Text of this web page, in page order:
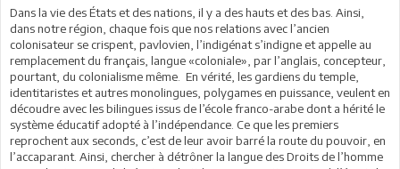
Dans la vie des États et des nations, il y a des hauts et des bas. Ainsi,
dans notre région, chaque fois que nos relations avec l’ancien
colonisateur se crispent, pavlovien, l’indigénat s’indigne et appelle au
remplacement du français, langue «coloniale», par l’anglais, concepteur,
pourtant, du colonialisme même. En vérité, les gardiens du temple,
identitaristes et autres monolingues, polygames en puissance, veulent en
découdre avec les bilingues issus de l’école franco-arabe dont a hérité le
système éducatif adopté à l’indépendance. Ce que les premiers
reprochent aux seconds, c’est de leur avoir barré la route du pouvoir, en
l’accaparant. Ainsi, chercher à détrôner la langue des Droits de l’homme